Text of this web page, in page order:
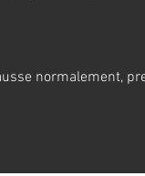
normalement,